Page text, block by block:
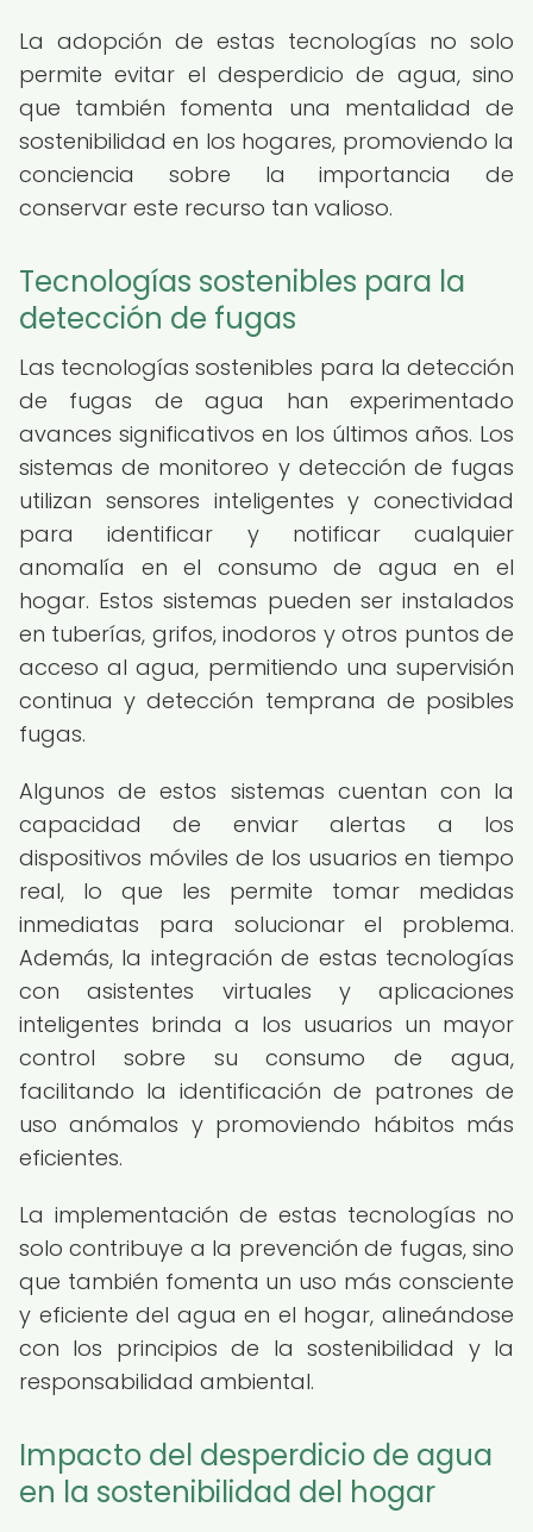
La adopción de estas tecnologías no solo
permite evitar el desperdicio de agua, sino
que también fomenta una mentalidad de
sostenibilidad en los hogares, promoviendo la
conciencia sobre la importancia de
conservar este recurso tan valioso.
Tecnologías sostenibles para la
detección de fugas
Las tecnologías sostenibles para la detección
de fugas de agua han experimentado
avances significativos en los últimos años. Los
sistemas de monitoreo y detección de fugas
utilizan sensores inteligentes y conectividad
para identificar y notificar cualquier
anomalía en el consumo de agua en el
hogar. Estos sistemas pueden ser instalados
en tuberías, grifos, inodoros y otros puntos de
acceso al agua, permitiendo una supervisión
continua y detección temprana de posibles
fugas.
Algunos de estos sistemas cuentan con la
capacidad de enviar alertas a los
dispositivos móviles de los usuarios en tiempo
real, lo que les permite tomar medidas
inmediatas para solucionar el problema.
Además, la integración de estas tecnologías
con asistentes virtuales y aplicaciones
inteligentes brinda a los usuarios un mayor
control sobre su consumo de agua,
facilitando la identificación de patrones de
uso anómalos y promoviendo hábitos más
eficientes.
La implementación de estas tecnologías no
solo contribuye a la prevención de fugas, sino
que también fomenta un uso más consciente
y eficiente del agua en el hogar, alineándose
con los principios de la sostenibilidad y la
responsabilidad ambiental.
Impacto del desperdicio de agua
en la sostenibilidad del hogar